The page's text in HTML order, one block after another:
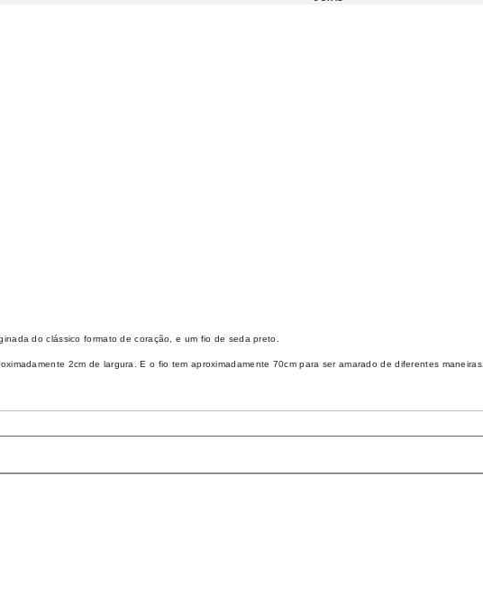
do clássico formato de coração, e um fio de seda preto.
2cm de largura. E o fio tem aproximadamente 70cm para ser amarado de diferentes maneiras.